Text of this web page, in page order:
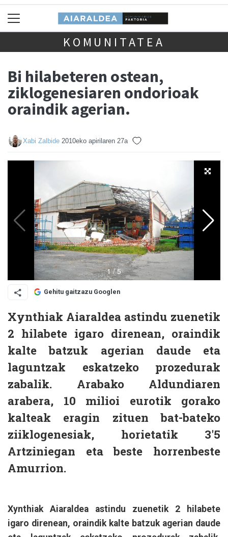
KOMUNITATEA
Bi hilabeteren ostean,
ziklogenesiaren ondorioak
oraindik agerian.
Xabi Zalbide 2010eko apirilaren 27a
Gehitu gaitzazu Googlen
Xynthiak Aiaraldea astindu zuenetik
2 hilabete igaro direnean, oraindik
kalte batzuk agerian daude eta
laguntzak eskatzeko prozedurak
zabalik. Arabako Aldundiaren
arabera, 10 milioi eurotik gorako
kalteak eragin zituen bat-bateko
ziiklogenesiak, horietatik 3'5
Artziniegan eta beste horrenbeste
Amurrion.
Xynthiak Aiaraldea astindu zuenetik 2 hilabete
igaro direnean, oraindik kalte batzuk agerian daude